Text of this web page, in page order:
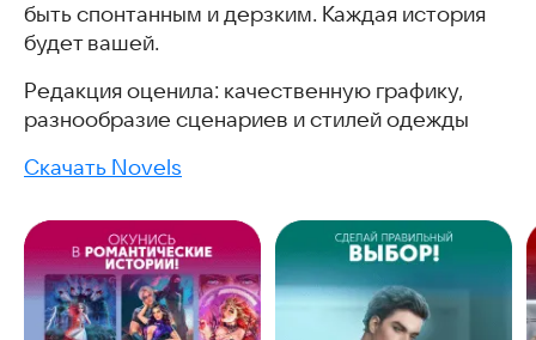
быть спонтанным и дерзким. Каждая история
будет вашей.
Редакция оценила: качественную графику,
разнообразие сценариев и стилей одежды
Скачать Novels